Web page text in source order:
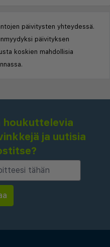
päivitysten yhteydessä.
päivityksen
koskien mahdollisia
houkuttelevia
ja uutisia